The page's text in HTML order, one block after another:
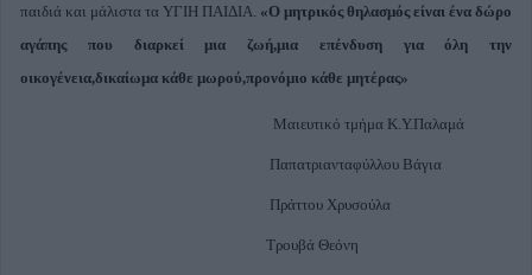
παιδιά και μάλιστα τα ΥΓΙΗ ΠΑΙΔΙΑ. «Ο μητρικός θηλασμός είναι ένα δώρο
αγάπης που διαρκεί μια ζωή,μια επένδυση για όλη την
οικογένεια,δικαίωμα κάθε μωρού,προνόμιο κάθε μητέρας»
Μαιευτικό τμήμα Κ.Υ.Παλαμά
Παπατριανταφύλλου Βάγια
Πράττου Χρυσούλα
Τρουβά Θεόνη